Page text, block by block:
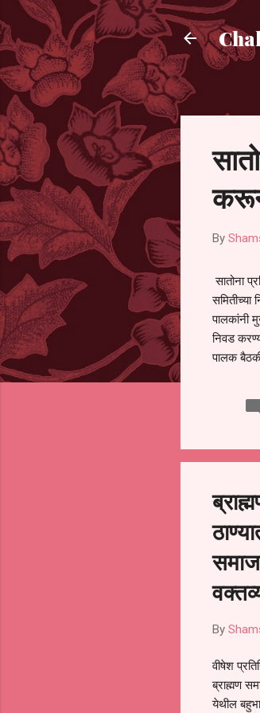
By
सातोना
समितीच्या
पालकांनी
निवड
पालक
समितीची
जालना
By
वीषेश
ब्राह्मण
येथील